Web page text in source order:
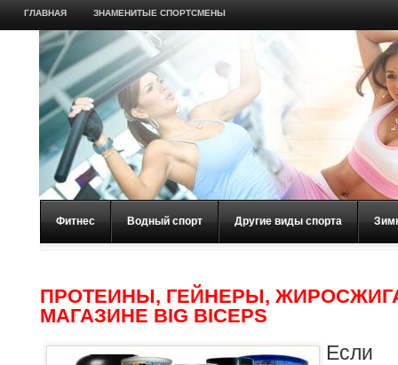
ГЛАВНАЯ ЗНАМЕНИТЫЕ СПОРТСМЕНЫ
Фитнес Водный спорт Другие виды спорта
ПРОТЕИНЫ, ГЕЙНЕРЫ,
МАГАЗИНЕ BIG BICEPS
Если